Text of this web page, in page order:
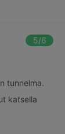
5/6
tunnelma.
katsella